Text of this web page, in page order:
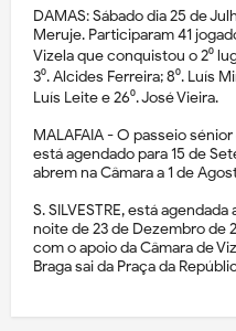
DAMAS: Sábado dia 25 de
Meruje. Participaram 41
Vizela que conquistou o 2⁰
3⁰. Alcides Ferreira; 8⁰. Luís
Luís Leite e 26⁰. José Vieira.
MALAFAIA - O passeio
está agendado para 15 de
abrem na Câmara a 1 de
S. SILVESTRE, está
noite de 23 de Dezembro de
com o apoio da Câmara de
Braga sai da Praça da